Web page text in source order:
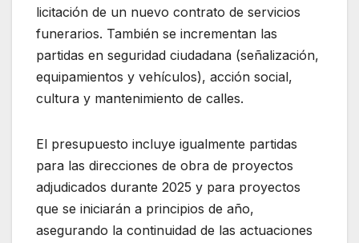
licitación de un nuevo contrato de servicios
funerarios. También se incrementan las
partidas en seguridad ciudadana (señalización,
equipamientos y vehículos), acción social,
cultura y mantenimiento de calles.
El presupuesto incluye igualmente partidas
para las direcciones de obra de proyectos
adjudicados durante 2025 y para proyectos
que se iniciarán a principios de año,
asegurando la continuidad de las actuaciones